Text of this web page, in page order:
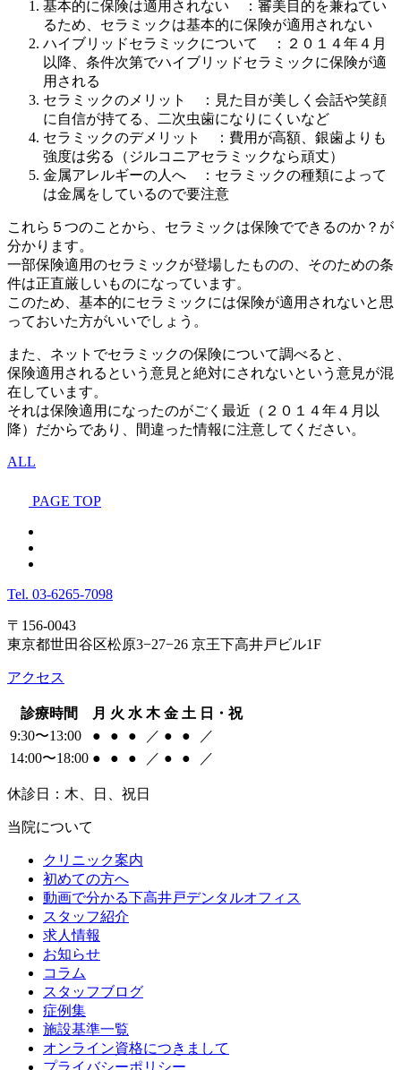
基本的に保険は適用されない ：審美目的を兼ねてい
るため、セラミックは基本的に保険が適用されない
ハイブリッドセラミックについて ：２０１４年４月
以降、条件次第でハイブリッドセラミックに保険が適
用される
セラミックのメリット ：見た目が美しく会話や笑顔
に自信が持てる、二次虫歯になりにくいなど
セラミックのデメリット ：費用が高額、銀歯よりも
強度は劣る（ジルコニアセラミックなら頑丈）
金属アレルギーの人へ ：セラミックの種類によって
は金属をしているので要注意
これら５つのことから、セラミックは保険でできるのか？が
分かります。
一部保険適用のセラミックが登場したものの、そのための条
件は正直厳しいものになっています。
このため、基本的にセラミックには保険が適用されないと思
っておいた方がいいでしょう。
また、ネットでセラミックの保険について調べると、
保険適用されるという意見と絶対にされないという意見が混
在しています。
それは保険適用になったのがごく最近（２０１４年４月以
降）だからであり、間違った情報に注意してください。
ALL
PAGE TOP
Tel. 03-6265-7098
〒156-0043
東京都世田谷区松原3−27−26 京王下高井戸ビル1F
アクセス
診療時間 月 火 水 木 金 土 日・祝
9:30〜13:00
● ● ● ／ ● ●
／
14:00〜18:00 ● ● ● ／ ● ● ／
休診日：木、日、祝日
当院について
クリニック案内
初めての方へ
動画で分かる下高井戸デンタルオフィス
スタッフ紹介
求人情報
お知らせ
コラム
スタッフブログ
症例集
施設基準一覧
オンライン資格につきまして
プライバシーポリシー